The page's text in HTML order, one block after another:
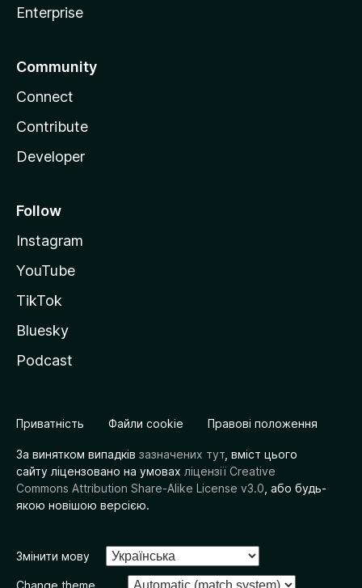
Enterprise
Community
Connect
Contribute
Developer
Follow
Instagram
YouTube
TikTok
Bluesky
Podcast
Приватність Файли cookie Правові положення
За винятком випадків зазначених тут , вміст цього
сайту ліцензовано на умовах ліцензії Creative
Commons Attribution Share-Alike License v3.0 , або будь-
якою новішою версією.
Змінити мову
Change theme